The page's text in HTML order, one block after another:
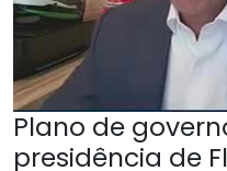
Plano de
presidência de